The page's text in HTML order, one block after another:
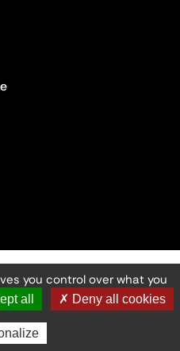
légales
cookies
numérique
Culture ©2026
et du patrimoine
you control over what you
all ✗ Deny all cookies